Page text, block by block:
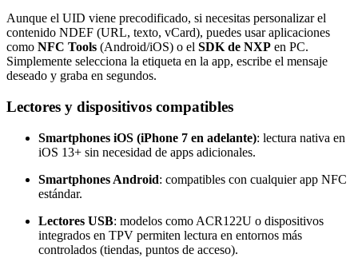
Aunque el UID viene precodificado, si necesitas personalizar el
contenido NDEF (URL, texto, vCard), puedes usar aplicaciones
como NFC Tools (Android/iOS) o el SDK de NXP en PC.
Simplemente selecciona la etiqueta en la app, escribe el mensaje
deseado y graba en segundos.
Lectores y dispositivos compatibles
Smartphones iOS (iPhone 7 en adelante): lectura nativa en
iOS 13+ sin necesidad de apps adicionales.
Smartphones Android: compatibles con cualquier app NFC
estándar.
Lectores USB: modelos como ACR122U o dispositivos
integrados en TPV permiten lectura en entornos más
controlados (tiendas, puntos de acceso).